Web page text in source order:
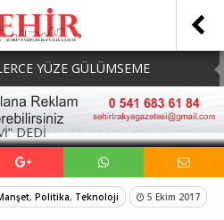
YÜZE GÜLÜMSEME
TOPAK: ‘SOSYAL
HEMŞERİMİZİ YALNIZ
Yeni Dönem Başladı:
Üreticiyi Yalnız Bırakmadı
GÖNÜLLERDE DAYANIŞMAYI
PAYLAŞ
, Politika, Teknoloji
5 Ekim 2017